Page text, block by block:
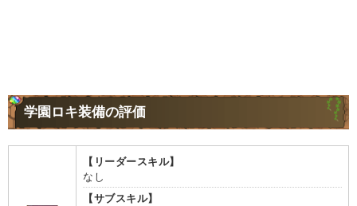
学園ロキ装備の評価
【リーダースキル】
なし
【サブスキル】